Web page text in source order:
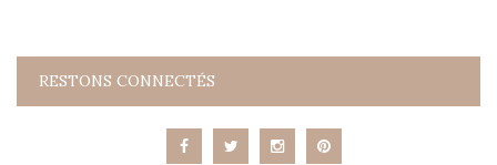
RESTONS CONNECTÉS